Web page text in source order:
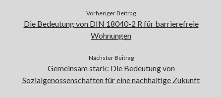
Vorheriger Beitrag
Die Bedeutung von DIN 18040-2 R für barrierefreie
Wohnungen
Nächster Beitrag
Gemeinsam stark: Die Bedeutung von
Sozialgenossenschaften für eine nachhaltige Zukunft